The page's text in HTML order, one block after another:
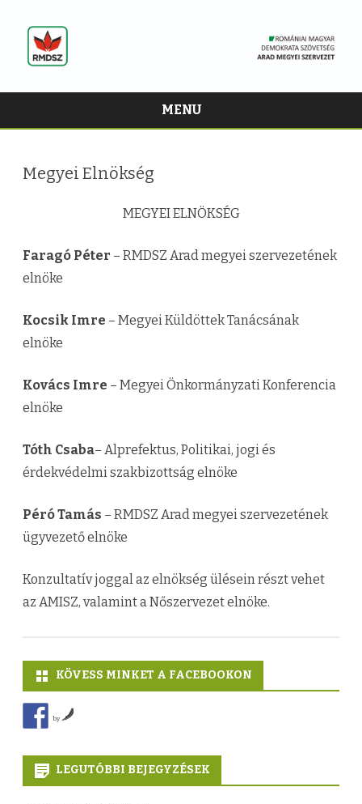
MENU
Megyei Elnökség
MEGYEI ELNÖKSÉG
Faragó Péter – RMDSZ Arad megyei szervezetének
elnöke
Kocsik Imre – Megyei Küldöttek Tanácsának
elnöke
Kovács Imre – Megyei Önkormányzati Konferencia
elnöke
Tóth Csaba– Alprefektus, Politikai, jogi és
érdekvédelmi szakbizottság elnöke
Péró Tamás – RMDSZ Arad megyei szervezetének
ügyvezető elnöke
Konzultatív joggal az elnökség ülésein részt vehet
az AMISZ, valamint a Nőszervezet elnöke.
KÖVESS MINKET A FACEBOOKON
by
LEGUTÓBBI BEJEGYZÉSEK